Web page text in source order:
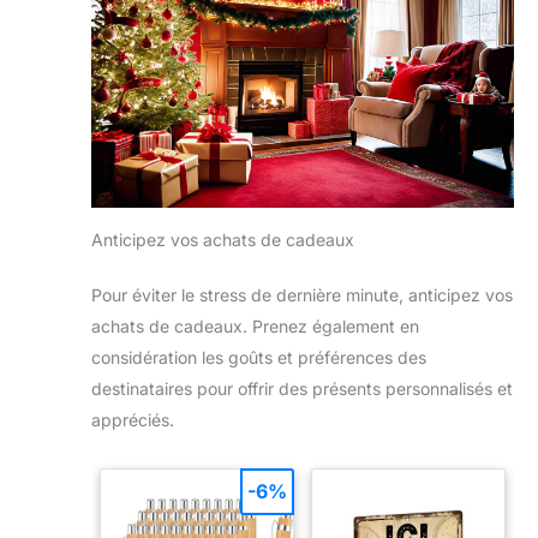
Anticipez vos achats de cadeaux
Pour éviter le stress de dernière minute, anticipez vos
achats de cadeaux. Prenez également en
considération les goûts et préférences des
destinataires pour offrir des présents personnalisés et
appréciés.
-6%